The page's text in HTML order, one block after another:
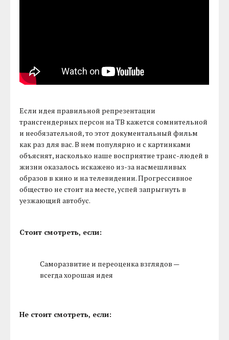
Если идея правильной репрезентации
трансгендерных персон на ТВ кажется сомнительной
и необязательной, то этот документальный фильм
как раз для вас. В нем популярно и с картинками
объяснят, насколько наше восприятие транс-людей в
жизни оказалось искажено из-за насмешливых
образов в кино и на телевидении. Прогрессивное
общество не стоит на месте, успей запрыгнуть в
уезжающий автобус.
Стоит смотреть, если:
Саморазвитие и переоценка взглядов —
всегда хорошая идея
Не стоит смотреть, если: